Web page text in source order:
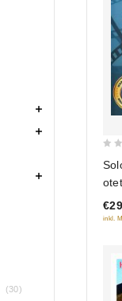
of
5
inkl.
(30)